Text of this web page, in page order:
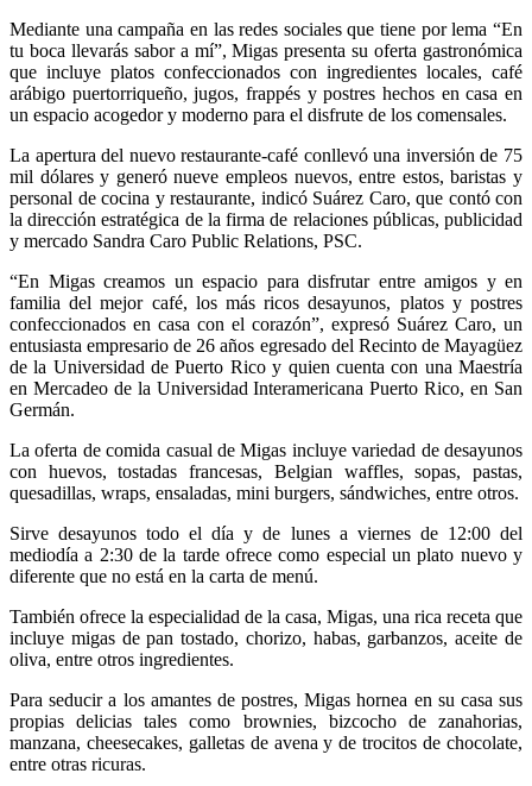
Mediante una campaña en las redes sociales que tiene por lema “En
tu boca llevarás sabor a mí”, Migas presenta su oferta gastronómica
que incluye platos confeccionados con ingredientes locales, café
arábigo puertorriqueño, jugos, frappés y postres hechos en casa en
un espacio acogedor y moderno para el disfrute de los comensales.
La apertura del nuevo restaurante-café conllevó una inversión de 75
mil dólares y generó nueve empleos nuevos, entre estos, baristas y
personal de cocina y restaurante, indicó Suárez Caro, que contó con
la dirección estratégica de la firma de relaciones públicas, publicidad
y mercado Sandra Caro Public Relations, PSC.
“En Migas creamos un espacio para disfrutar entre amigos y en
familia del mejor café, los más ricos desayunos, platos y postres
confeccionados en casa con el corazón”, expresó Suárez Caro, un
entusiasta empresario de 26 años egresado del Recinto de Mayagüez
de la Universidad de Puerto Rico y quien cuenta con una Maestría
en Mercadeo de la Universidad Interamericana Puerto Rico, en San
Germán.
La oferta de comida casual de Migas incluye variedad de desayunos
con huevos, tostadas francesas, Belgian waffles, sopas, pastas,
quesadillas, wraps, ensaladas, mini burgers, sándwiches, entre otros.
Sirve desayunos todo el día y de lunes a viernes de 12:00 del
mediodía a 2:30 de la tarde ofrece como especial un plato nuevo y
diferente que no está en la carta de menú.
También ofrece la especialidad de la casa, Migas, una rica receta que
incluye migas de pan tostado, chorizo, habas, garbanzos, aceite de
oliva, entre otros ingredientes.
Para seducir a los amantes de postres, Migas hornea en su casa sus
propias delicias tales como brownies, bizcocho de zanahorias,
manzana, cheesecakes, galletas de avena y de trocitos de chocolate,
entre otras ricuras.